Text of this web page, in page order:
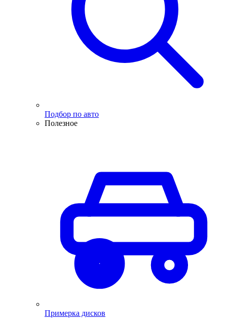
Подбор по авто
Полезное
Примерка дисков